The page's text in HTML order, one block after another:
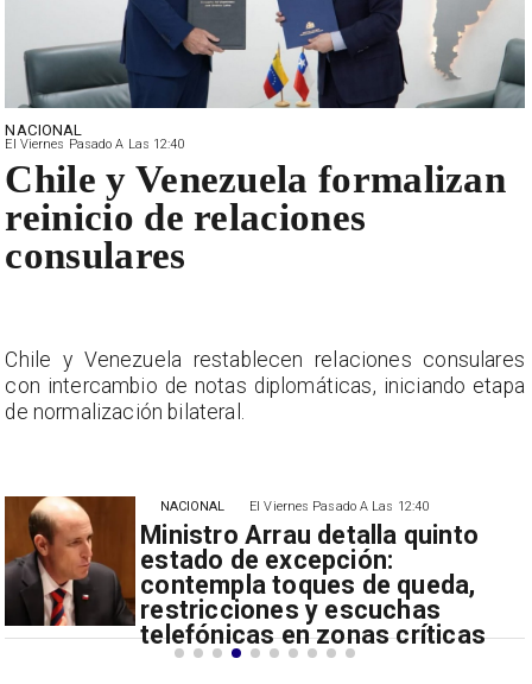
El Viernes Pasado A Las 12:40
Ministro Arrau detalla quinto
estado de excepción:
contempla toques de queda,
restricciones y escuchas
telefónicas en zonas críticas
NACIONAL
NACIONAL
El Viernes Pasado A Las 12:40
Chile y Venezuela formalizan
reinicio de relaciones
consulares
Chile y Venezuela restablecen relaciones consulares
con intercambio de notas diplomáticas, iniciando etapa
de normalización bilateral.